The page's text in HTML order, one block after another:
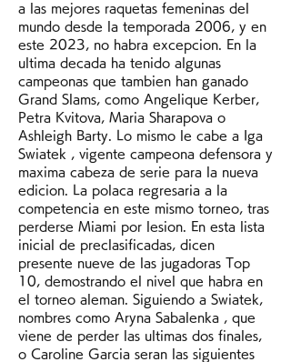
a las mejores raquetas femeninas del
mundo desde la temporada 2006, y en
este 2023, no habra excepcion. En la
ultima decada ha tenido algunas
campeonas que tambien han ganado
Grand Slams, como Angelique Kerber,
Petra Kvitova, Maria Sharapova o
Ashleigh Barty. Lo mismo le cabe a Iga
Swiatek , vigente campeona defensora y
maxima cabeza de serie para la nueva
edicion. La polaca regresaria a la
competencia en este mismo torneo, tras
perderse Miami por lesion. En esta lista
inicial de preclasificadas, dicen
presente nueve de las jugadoras Top
10, demostrando el nivel que habra en
el torneo aleman. Siguiendo a Swiatek,
nombres como Aryna Sabalenka , que
viene de perder las ultimas dos finales,
o Caroline Garcia seran las siguientes